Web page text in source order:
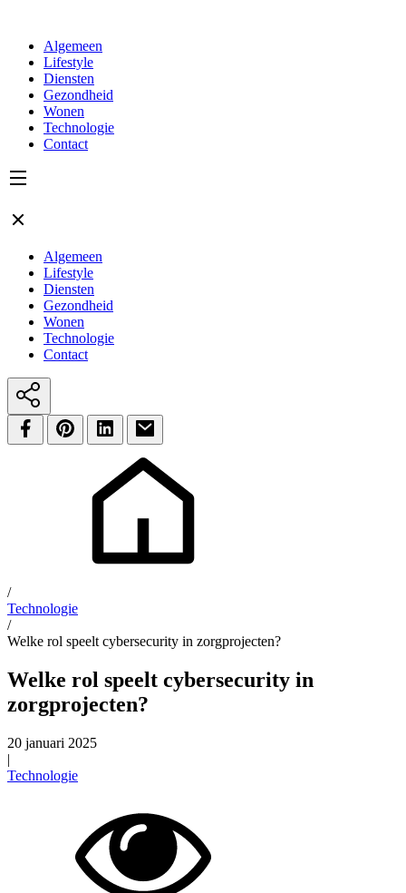
Algemeen
Lifestyle
Diensten
Gezondheid
Wonen
Technologie
Contact
Algemeen
Lifestyle
Diensten
Gezondheid
Wonen
Technologie
Contact
/
Technologie
/
Welke rol speelt cybersecurity in zorgprojecten?
Welke rol speelt cybersecurity in
zorgprojecten?
20 januari 2025
|
Technologie